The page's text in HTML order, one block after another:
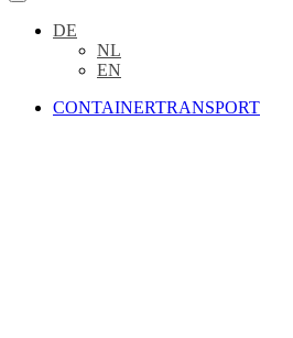
DE
NL
EN
CONTAINERTRANSPORT